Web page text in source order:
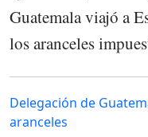
Guatemala viajó a
los aranceles
Delegación de
aranceles